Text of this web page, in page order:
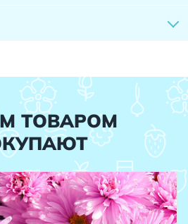
ТОВАРОМ